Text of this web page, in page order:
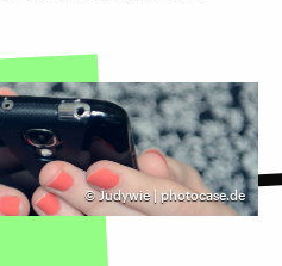
©Judywie | photocase.de